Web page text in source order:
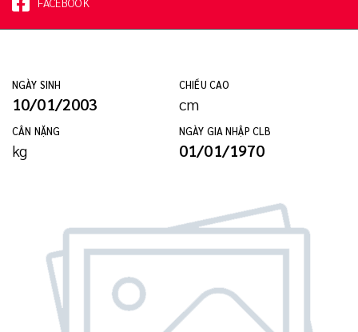
NGÀY SINH
10/01/2003
CHIỀU CAO
cm
CÂN NẶNG
kg
NGÀY GIA NHẬP CLB
01/01/1970